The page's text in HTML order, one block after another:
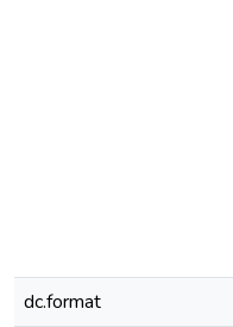
dc.format